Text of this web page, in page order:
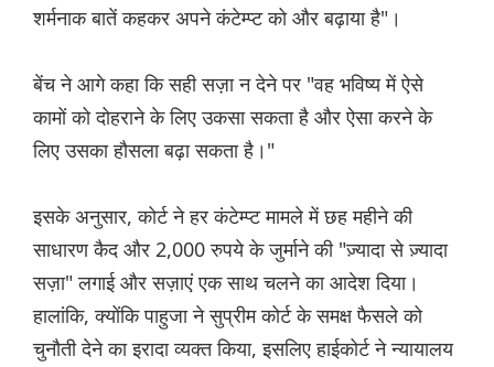
शर्मनाक बातें कहकर अपने कंटेम्प्ट को और बढ़ाया है"।
बेंच ने आगे कहा कि सही सज़ा न देने पर "वह भविष्य में ऐसे
कामों को दोहराने के लिए उकसा सकता है और ऐसा करने के
लिए उसका हौसला बढ़ा सकता है।"
इसके अनुसार, कोर्ट ने हर कंटेम्प्ट मामले में छह महीने की
साधारण कैद और 2,000 रुपये के जुर्माने की "ज़्यादा से ज़्यादा
सज़ा" लगाई और सज़ाएं एक साथ चलने का आदेश दिया।
हालांकि, क्योंकि पाहुजा ने सुप्रीम कोर्ट के समक्ष फैसले को
चुनौती देने का इरादा व्यक्त किया, इसलिए हाईकोर्ट ने न्यायालय